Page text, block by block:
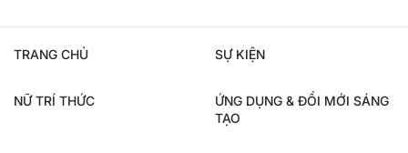
TRANG CHỦ SỰ KIỆN
NỮ TRÍ THỨC
ỨNG DỤNG & ĐỔI MỚI SÁNG
TẠO